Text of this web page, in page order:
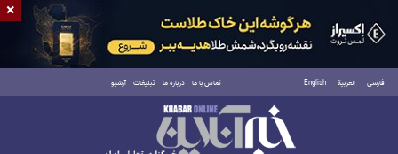
فارسی العربية English تماس با ما درباره ما تبلیغات آرشیو
پنجشنبه ۱۵ مرداد ۱۴۰۵
×